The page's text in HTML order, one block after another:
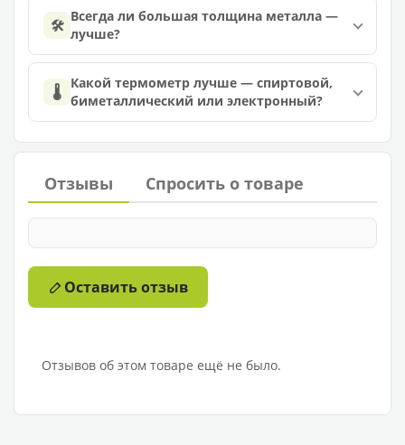
🛠️ Всегда ли большая толщина металла —
лучше?
🌡️ Какой термометр лучше — спиртовой,
биметаллический или электронный?
Отзывы Спросить о товаре
Оставить отзыв
Отзывов об этом товаре ещё не было.